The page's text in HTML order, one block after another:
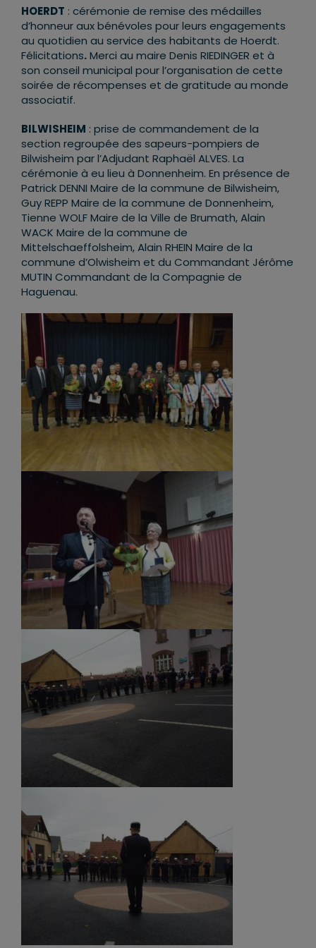
HOERDT : cérémonie de remise des médailles
d’honneur aux bénévoles pour leurs engagements
au quotidien au service des habitants de Hoerdt.
Félicitations.Merci au maire Denis RIEDINGER et à
son conseil municipal pour l’organisation de cette
soirée de récompenses et de gratitude au monde
associatif.
BILWISHEIM : prise de commandement de la
section regroupée des sapeurs-pompiers de
Bilwisheim par l’Adjudant Raphaël ALVES. La
cérémonie à eu lieu à Donnenheim. En présence de
Patrick DENNI Maire de la commune de Bilwisheim,
Guy REPP Maire de la commune de Donnenheim,
Tienne WOLF Maire de la Ville de Brumath, Alain
WACK Maire de la commune de
Mittelschaeffolsheim, Alain RHEIN Maire de la
commune d’Olwisheim et du Commandant Jérôme
MUTIN Commandant de la Compagnie de
Haguenau.